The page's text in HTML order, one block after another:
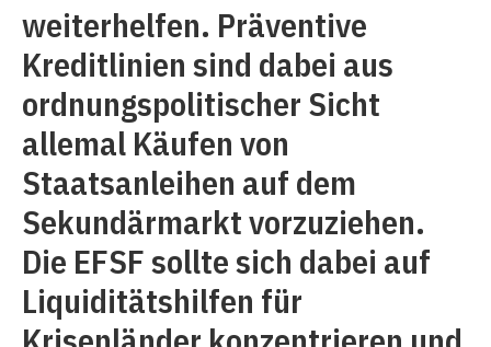
weiterhelfen. Präventive
Kreditlinien sind dabei aus
ordnungspolitischer Sicht
allemal Käufen von
Staatsanleihen auf dem
Sekundärmarkt vorzuziehen.
Die EFSF sollte sich dabei auf
Liquiditätshilfen für